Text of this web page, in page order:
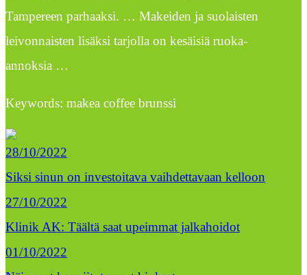
Tampereen parhaaksi. … Makeiden ja suolaisten
leivonnaisten lisäksi tarjolla on kesäisiä ruoka-
annoksia …
Keywords: makea coffee brunssi
28/10/2022
Siksi sinun on investoitava vaihdettavaan kelloon
27/10/2022
Klinik AK: Täältä saat upeimmat jalkahoidot
01/10/2022